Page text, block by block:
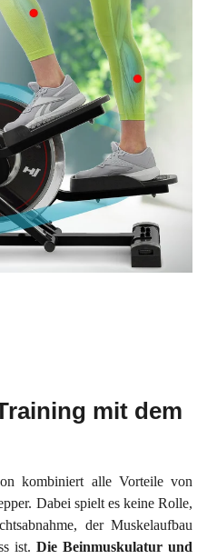
mit dem
kombiniert alle Vorteile von
Dabei spielt es keine Rolle,
der Muskelaufbau
ist. Die Beinmuskulatur und